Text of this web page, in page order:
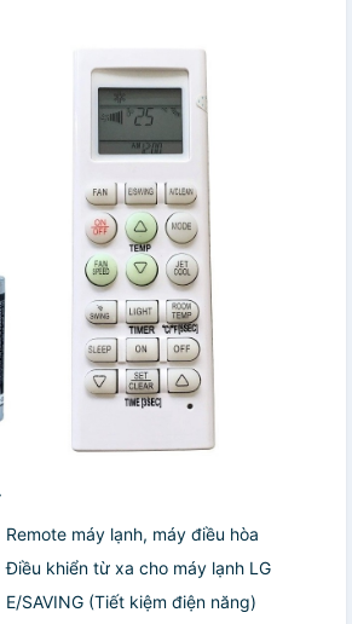
Remote máy lạnh, máy điều hòa
Điều khiển từ xa cho máy lạnh LG
E/SAVING (Tiết kiệm điện năng)